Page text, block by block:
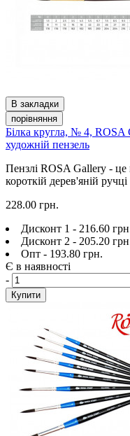
В закладки
порівняння
Білка кругла, № 4, ROSA
художній пензель
Пензлі ROSA Gallery - це
короткій дерев'яній
228.00 грн.
Дисконт 1 - 216.60
Дисконт 2 - 205.20
Опт - 193.80 грн.
Є в наявності
-
Купити